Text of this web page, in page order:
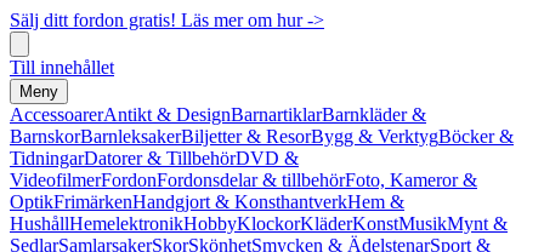
Sälj ditt fordon gratis! Läs mer om hur ->
Till innehållet
Meny
AccessoarerAntikt & DesignBarnartiklarBarnkläder &
BarnskorBarnleksakerBiljetter & ResorBygg & VerktygBöcker &
TidningarDatorer & TillbehörDVD &
VideofilmerFordonFordonsdelar & tillbehörFoto, Kameror &
OptikFrimärkenHandgjort & KonsthantverkHem &
HushållHemelektronikHobbyKlockorKläderKonstMusikMynt &
SedlarSamlarsakerSkorSkönhetSmycken & ÄdelstenarSport &